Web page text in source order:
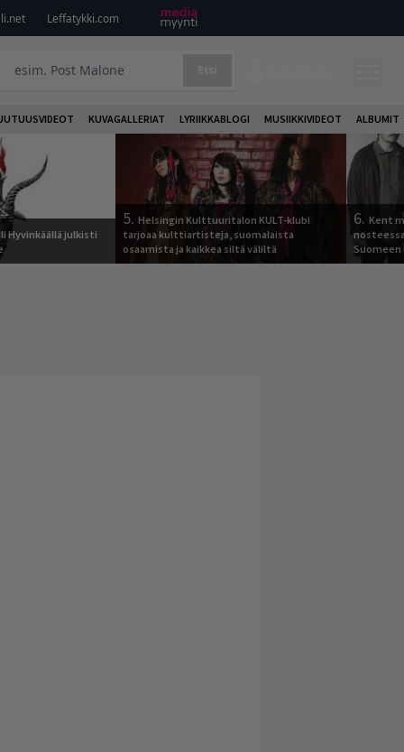
Leffatykki.com
KUVAGALLERIAT LYRIIKKABLOGI MUSIIKKIVIDEOT ALBUMIT
Hyvinkäällä julkisti
5. Helsingin Kulttuuritalon KULT-klubi
tarjoaa kulttiartisteja, suomalaista
osaamista ja kaikkea siltä väliltä
6. Kent
Suomeen